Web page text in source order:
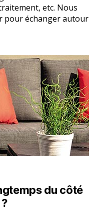
etc. Nous
pour échanger autour
du côté